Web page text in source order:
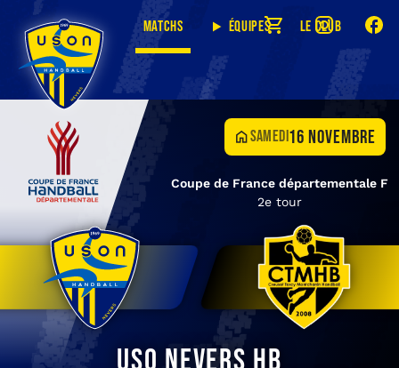
Matchs Équipes Le club
samedi16 novembre
Coupe de France départementale F
2e tour